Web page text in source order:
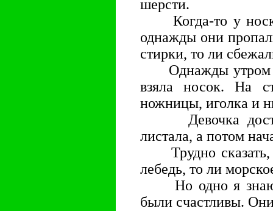
шерсти.
Когда-то у
однажды они
стирки, то ли
Однажды утром
взяла носок. На
ножницы, иголка и
Девочка
листала, а потом
Трудно сказать,
лебедь, то ли
Но одно я знаю
были счастливы.